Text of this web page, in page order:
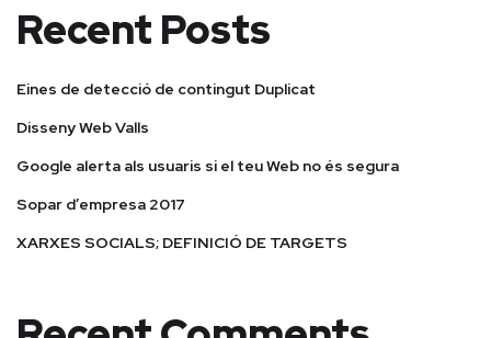
Recent Posts
Eines de detecció de contingut Duplicat
Disseny Web Valls
Google alerta als usuaris si el teu Web no és segura
Sopar d’empresa 2017
XARXES SOCIALS; DEFINICIÓ DE TARGETS